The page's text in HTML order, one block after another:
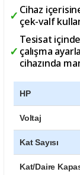
Cihaz
çek-valf
Tesisat
çalışma
cihazında
HP
Voltaj
Kat Sayısı
Kat/Daire